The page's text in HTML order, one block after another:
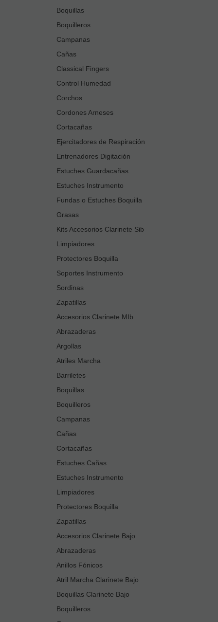
Boquillas
Boquilleros
Campanas
Cañas
Classical Fingers
Control Humedad
Corchos
Cordones Arneses
Cortacañas
Ejercitadores de Respiración
Entrenadores Digitación
Estuches Guardacañas
Estuches Instrumento
Fundas o Estuches Boquilla
Grasas
Kits Accesorios Clarinete Sib
Limpiadores
Protectores Boquilla
Soportes Instrumento
Sordinas
Zapatillas
Accesorios Clarinete MIb
Abrazaderas
Argollas
Atriles Marcha
Barriletes
Boquillas
Boquilleros
Campanas
Cañas
Cortacañas
Estuches Cañas
Estuches Instrumento
Limpiadores
Protectores Boquilla
Zapatillas
Accesorios Clarinete Bajo
Abrazaderas
Anillos Fónicos
Atril Marcha Clarinete Bajo
Boquillas Clarinete Bajo
Boquilleros